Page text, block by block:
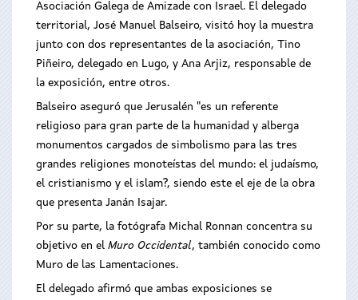
Asociación Galega de Amizade con Israel. El delegado
territorial, José Manuel Balseiro, visitó hoy la muestra
junto con dos representantes de la asociación, Tino
Piñeiro, delegado en Lugo, y Ana Arjiz, responsable de
la exposición, entre otros.
Balseiro aseguró que Jerusalén "es un referente
religioso para gran parte de la humanidad y alberga
monumentos cargados de simbolismo para las tres
grandes religiones monoteístas del mundo: el judaísmo,
el cristianismo y el islam?, siendo este el eje de la obra
que presenta Janán Isajar.
Por su parte, la fotógrafa Michal Ronnan concentra su
objetivo en el Muro Occidental, también conocido como
Muro de las Lamentaciones.
El delegado afirmó que ambas exposiciones se